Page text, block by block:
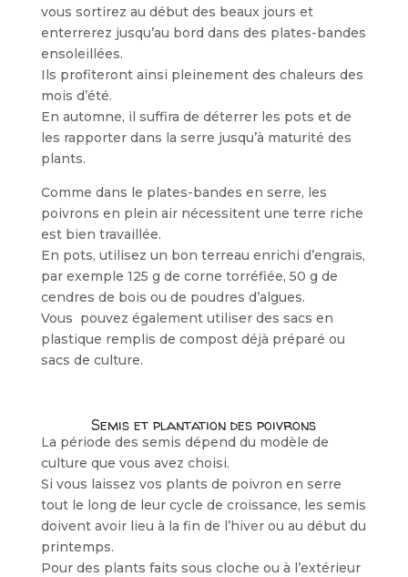
vous sortirez au début des beaux jours et
enterrerez jusqu’au bord dans des plates-bandes
ensoleillées.
Ils profiteront ainsi pleinement des chaleurs des
mois d’été.
En automne, il suffira de déterrer les pots et de
les rapporter dans la serre jusqu’à maturité des
plants.
Comme dans le plates-bandes en serre, les
poivrons en plein air nécessitent une terre riche
est bien travaillée.
En pots, utilisez un bon terreau enrichi d’engrais,
par exemple 125 g de corne torréfiée, 50 g de
cendres de bois ou de poudres d’algues.
Vous pouvez également utiliser des sacs en
plastique remplis de compost déjà préparé ou
sacs de culture.
Semis et plantation des poivrons
La période des semis dépend du modèle de
culture que vous avez choisi.
Si vous laissez vos plants de poivron en serre
tout le long de leur cycle de croissance, les semis
doivent avoir lieu à la fin de l’hiver ou au début du
printemps.
Pour des plants faits sous cloche ou à l’extérieur